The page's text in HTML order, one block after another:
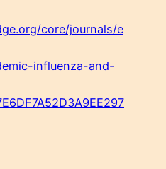
core/journals/e
influenza-and-